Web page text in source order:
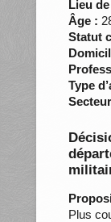
Lieu
Âge :
Statut
Type
Plus